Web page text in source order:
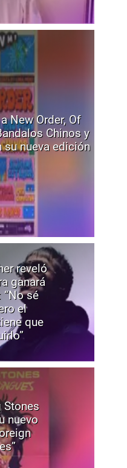
New Order, Of
Chinos y
nueva edición
reveló
ganará
sé
el
que
Stones
nuevo